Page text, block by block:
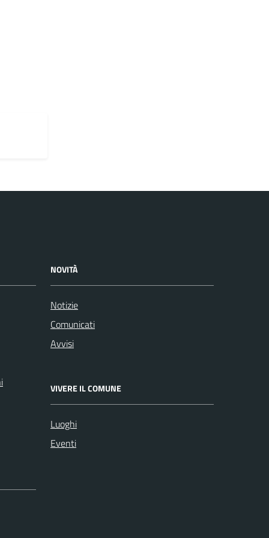
NOVITÀ
Notizie
Comunicati
Avvisi
VIVERE IL COMUNE
Luoghi
Eventi